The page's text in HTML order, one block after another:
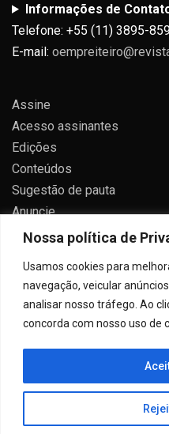
Nossa política de
Usamos cookies para
navegação, veicular
analisar nosso tráfego. Ao
concorda com nosso uso de
Informações de
Telefone: +55 (11) 3895-
E-mail:
Assine
Acesso assinantes
Edições
Conteúdos
Sugestão de pauta
Anuncie
Contato
Todos
Proudly powered by